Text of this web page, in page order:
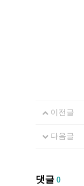
이전글
다음글
댓글 0